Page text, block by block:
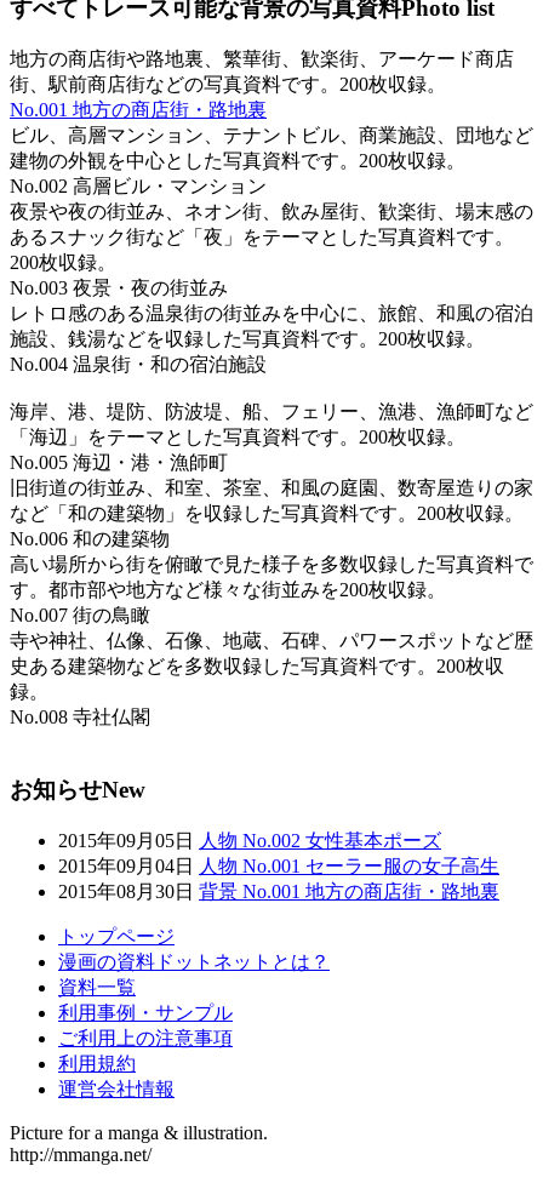
すべてトレース可能な背景の写真資料Photo list
地方の商店街や路地裏、繁華街、歓楽街、アーケード商店
街、駅前商店街などの写真資料です。200枚収録。
No.001 地方の商店街・路地裏
ビル、高層マンション、テナントビル、商業施設、団地など
建物の外観を中心とした写真資料です。200枚収録。
No.002 高層ビル・マンション
夜景や夜の街並み、ネオン街、飲み屋街、歓楽街、場末感の
あるスナック街など「夜」をテーマとした写真資料です。
200枚収録。
No.003 夜景・夜の街並み
レトロ感のある温泉街の街並みを中心に、旅館、和風の宿泊
施設、銭湯などを収録した写真資料です。200枚収録。
No.004 温泉街・和の宿泊施設
海岸、港、堤防、防波堤、船、フェリー、漁港、漁師町など
「海辺」をテーマとした写真資料です。200枚収録。
No.005 海辺・港・漁師町
旧街道の街並み、和室、茶室、和風の庭園、数寄屋造りの家
など「和の建築物」を収録した写真資料です。200枚収録。
No.006 和の建築物
高い場所から街を俯瞰で見た様子を多数収録した写真資料で
す。都市部や地方など様々な街並みを200枚収録。
No.007 街の鳥瞰
寺や神社、仏像、石像、地蔵、石碑、パワースポットなど歴
史ある建築物などを多数収録した写真資料です。200枚収
録。
No.008 寺社仏閣
お知らせNew
2015年09月05日
人物 No.002 女性基本ポーズ
2015年09月04日
人物 No.001 セーラー服の女子高生
2015年08月30日 背景 No.001 地方の商店街・路地裏
トップページ
漫画の資料ドットネットとは？
資料一覧
利用事例・サンプル
ご利用上の注意事項
利用規約
運営会社情報
Picture for a manga & illustration.
http://mmanga.net/